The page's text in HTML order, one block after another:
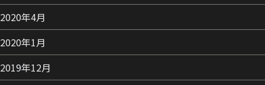
2020年4月
2020年1月
2019年12月